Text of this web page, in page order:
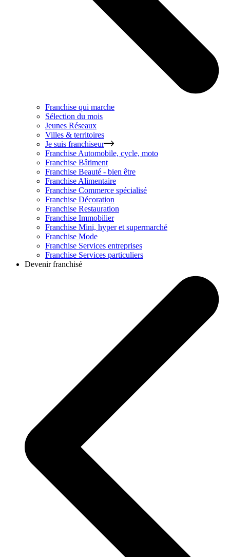
Franchise qui marche
Sélection du mois
Jeunes Réseaux
Villes & territoires
Je suis franchiseur
Franchise Automobile, cycle, moto
Franchise Bâtiment
Franchise Beauté - bien être
Franchise Alimentaire
Franchise Commerce spécialisé
Franchise Décoration
Franchise Restauration
Franchise Immobilier
Franchise Mini, hyper et supermarché
Franchise Mode
Franchise Services entreprises
Franchise Services particuliers
Devenir franchisé